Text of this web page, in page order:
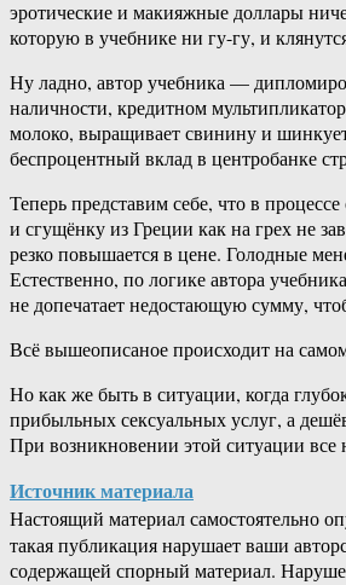
эротические и макияжные доллары
которую в учебнике ни гу-гу, и
Ну ладно, автор учебника —
наличности, кредитном
молоко, выращивает свинину и
беспроцентный вклад в центробанке
Теперь представим себе, что в
и сгущёнку из Греции как на грех не
резко повышается в цене. Голодные
Естественно, по логике автора
не допечатает недостающую сумму,
Всё вышеописаное происходит на
Но как же быть в ситуации, когда
прибыльных сексуальных услуг, а
При возникновении этой ситуации все
Источник материала
Настоящий материал самостоятельно
такая публикация нарушает ваши
содержащей спорный материал.